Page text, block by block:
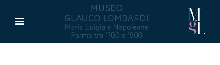
contenuto
Toggle